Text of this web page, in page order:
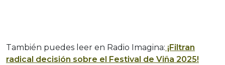
También puedes leer en Radio Imagina: ¡Filtran
radical decisión sobre el Festival de Viña 2025!